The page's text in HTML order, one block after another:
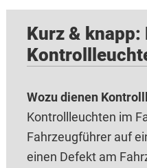
Kurz & knapp:
Wozu dienen
Kontrollleuchten im
Fahrzeugführer auf
einen Defekt am